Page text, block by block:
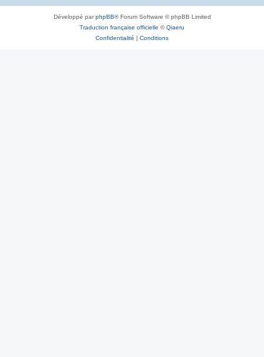
Développé parphpBB® Forum Software © phpBB Limited
Traduction française officielle ©Qiaeru
Confidentialité | Conditions